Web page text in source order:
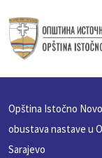
Opština Istočno
obustava nastave u
Sarajevo